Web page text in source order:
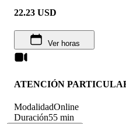
22.23 USD
Ver horas
ATENCIÓN
ModalidadOnline
Duración55 min